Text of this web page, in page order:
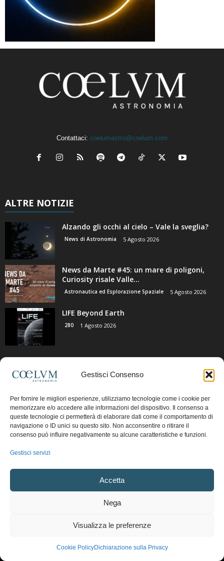
Gestisci Consenso
Per fornire le migliori esperienze, utilizziamo tecnologie come i cookie per
memorizzare e/o accedere alle informazioni del dispositivo. Il consenso a
queste tecnologie ci permetterà di elaborare dati come il comportamento di
navigazione o ID unici su questo sito. Non acconsentire o ritirare il
consenso può influire negativamente su alcune caratteristiche e funzioni.
Gestisci servizi
Accetta
Nega
Visualizza le preferenze
Cookie PolicyDichiarazione sulla Privacy
Contattaci: coelumastro@coelum.com
ALTRE NOTIZIE
Alzando gli occhi al cielo – Vale la sveglia?
News di Astronomia 5 Agosto 2026
News da Marte #45: un mare di poligoni,
Curiosity risale Valle...
Astronautica ed Esplorazione Spaziale 5 Agosto 2026
LIFE Beyond Earth
280 1 Agosto 2026
CATEGORIE POPOLARI
Photo-Coelum
Mostre e Incontri 2914
News di Astronomia
1314
Astronomia, Astrofisica e Cosmologia
Articoli e Risorse On-Line 268
Copyright © 1997 - 2024 vietata la riproduzione.